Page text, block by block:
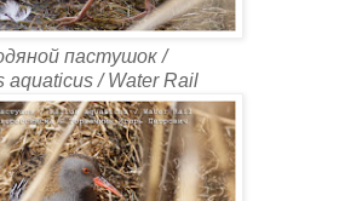
пастушок /
aquaticus / Water Rail